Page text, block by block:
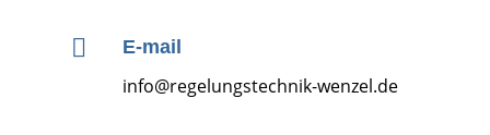
 E-mail
info@regelungstechnik-wenzel.de